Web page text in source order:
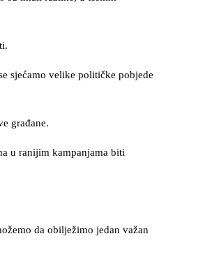
sjećamo velike političke pobjede
građane.
u ranijim kampanjama biti
da obilježimo jedan važan